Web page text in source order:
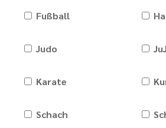
Fußball
Judo
Karate
Schach